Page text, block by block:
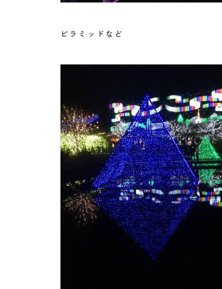
ピラミッドなど